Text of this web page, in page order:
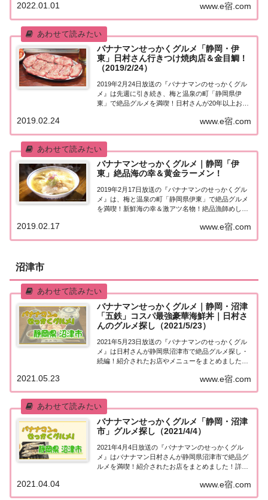
でグルメ探し地元の人に「せっかくこの町に来たな
ら食べたほうがいいグルメは何ですか？」と聞き...
www.e宿.com
2022.01.01
バナナマンせっかくグルメ「静岡・伊
東」日村さん行きつけ焼肉店＆金目鯛！
（2019/2/24）
2019年2月24日放送の『バナナマンのせっかくグル
メ』は先週に引き続き、梅と温泉の町「静岡県伊
東」で絶品グルメを満喫！日村さんが20年以上お忍
伊東「せっかくこの町に来たなら食べたほうがいい
www.e宿.com
2019.02.24
バナナマンせっかくグルメ｜静岡「伊
東」絶品海の幸＆黄金ラーメン！
2019年2月17日放送の『バナナマンのせっかくグル
メ』は、梅と温泉の町「静岡県伊東」で絶品グルメ
を満喫！新鮮海の幸＆激アツ名物！絶品漁師めし、
弁、マダム溺愛スイーツなど、紹介されたお店はこ
www.e宿.com
2019.02.17
沼津市
バナナマンせっかくグルメ｜静岡・沼津
「五鉄」コスパ最強豪華海鮮丼｜日村さ
んのグルメ探し（2021/5/23）
2021年5月23日放送の『バナナマンのせっかくグル
メ』は日村さんが静岡県沼津市で絶品グルメ探し・
続編！紹介されたお店やメニューをまとめました！
ルメ探し［続編］地元の人に「せっかくこの町に来
たなら食べたほうがいいグルメは何ですか？」と...
www.e宿.com
2021.05.23
バナナマンせっかくグルメ「静岡・沼津
市」グルメ探し（2021/4/4）
2021年4月4日放送の『バナナマンのせっかくグル
メ』はバナナマン日村さんが静岡県沼津市で絶品グ
ルメを満喫！紹介されたお店をまとめました！詳し
探し地元の人に「せっかくこの町に来たなら食べた
ほうがいいグルメは何ですか？」と聞き込み、地
www.e宿.com
2021.04.04